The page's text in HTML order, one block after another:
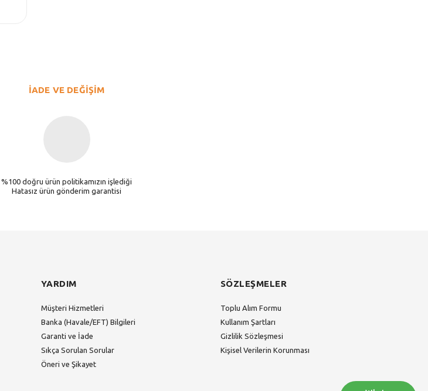
İADE VE DEĞİŞİM
%100 doğru ürün politikamızın işlediği
Hatasız ürün gönderim garantisi
YARDIM
Müşteri Hizmetleri
Banka (Havale/EFT) Bilgileri
Garanti ve İade
Sıkça Sorulan Sorular
Öneri ve Şikayet
SÖZLEŞMELER
Toplu Alım Formu
Kullanım Şartları
Gizlilik Sözleşmesi
Kişisel Verilerin Korunması